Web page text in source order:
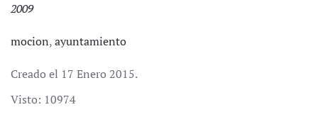
2009
mocion,ayuntamiento
Creado el 17 Enero 2015.
Visto: 10974